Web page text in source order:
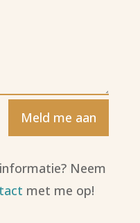
Meld me aan
Neem
met me op!